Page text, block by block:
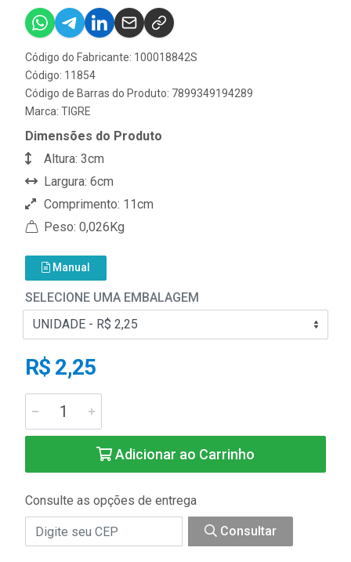
Código do Fabricante: 100018842S
Código: 11854
Código de Barras do Produto: 7899349194289
Marca: TIGRE
Dimensões do Produto
Altura: 3cm
Largura: 6cm
Comprimento: 11cm
Peso: 0,026Kg
Manual
SELECIONE UMA EMBALAGEM
R$ 2,25
Adicionar ao Carrinho
Consulte as opções de entrega
Consultar